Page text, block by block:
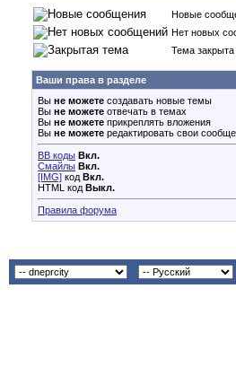
Новые
Нет новых
Тема закрыта
Ваши права в разделе
Вы не можете создавать новые темы
Вы не можете отвечать в темах
Вы не можете прикреплять вложения
Вы не можете редактировать свои
BB коды Вкл.
Смайлы Вкл.
[IMG] код Вкл.
HTML код Выкл.
Правила форума